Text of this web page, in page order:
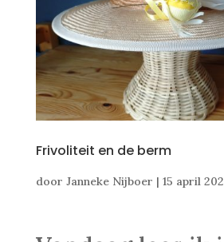
Frivoliteit en de berm
door Janneke Nijboer | 15 april